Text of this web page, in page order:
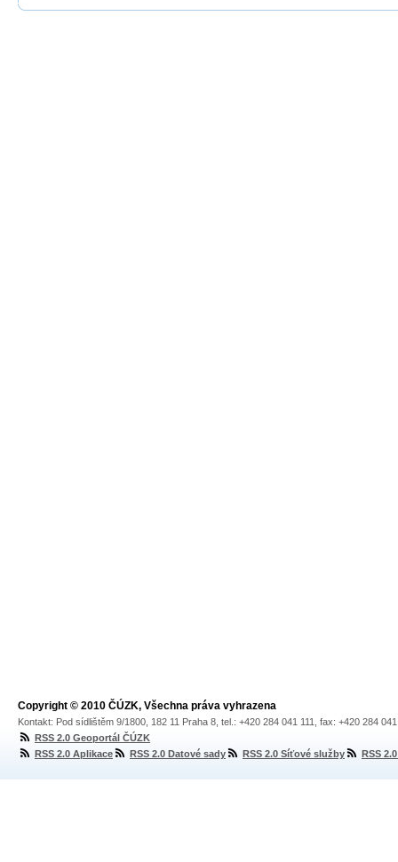
Copyright © 2010 ČÚZK, Všechna práva vyhrazena
Kontakt: Pod sídlištěm 9/1800, 182 11 Praha 8, tel.: +420 284 041 111, fax: +420 284
RSS 2.0 Geoportál ČÚZK
RSS 2.0 Aplikace
RSS 2.0 Datové sady RSS 2.0 Síťové služby RSS